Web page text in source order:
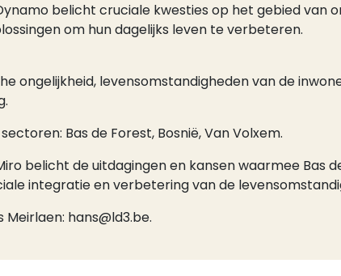
belicht cruciale kwesties op het gebied van
om hun dagelijks leven te verbeteren.
ongelijkheid, levensomstandigheden van de
Bas de Forest, Bosnië, Van Volxem.
belicht de uitdagingen en kansen waarmee
integratie en verbetering van de
hans@ld3.be.